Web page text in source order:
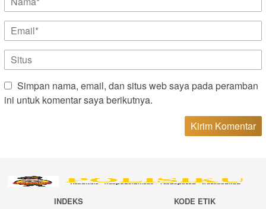
Simpan nama, email, dan situs web saya pada peramban
ini untuk komentar saya berikutnya.
INDEKS KODE ETIK